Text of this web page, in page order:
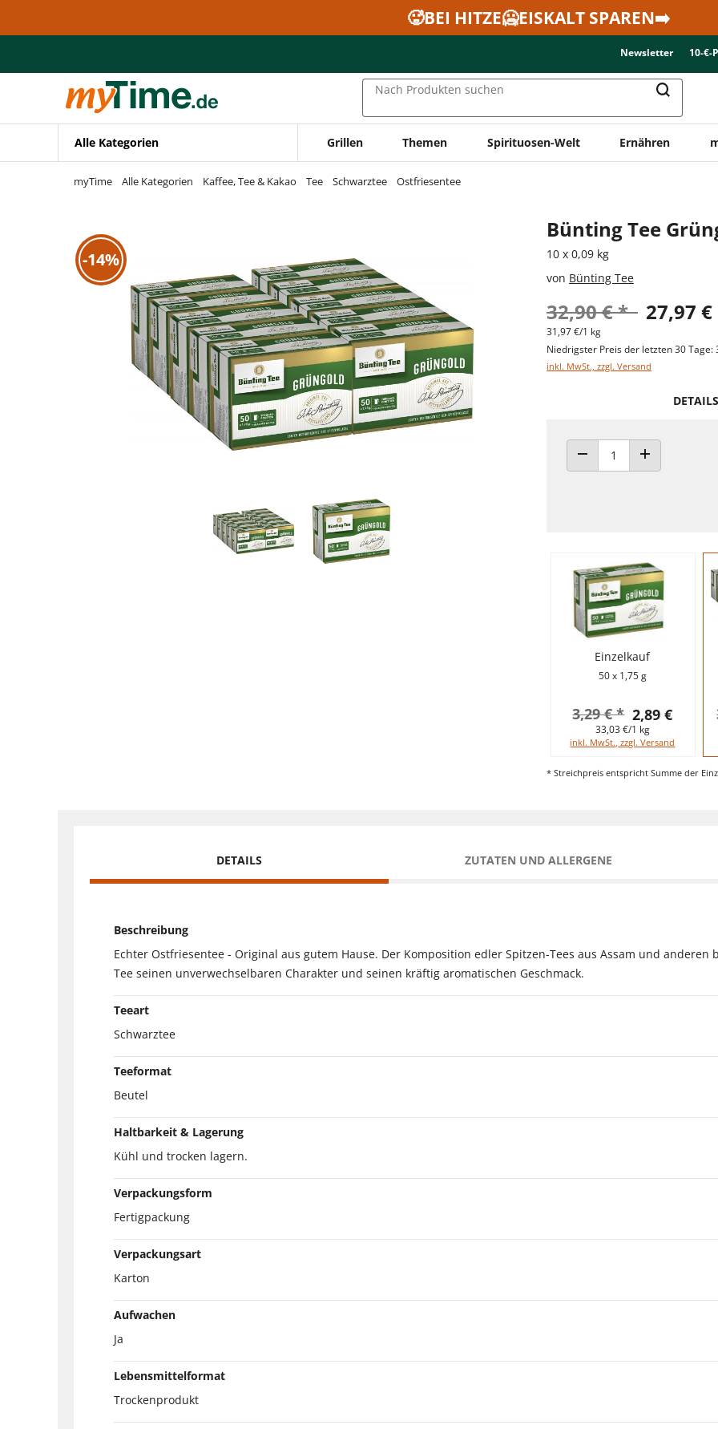
Zur Navigation springen
🥵BEI HITZE🥶EISKALT SPAREN➡️
Newsletter 10-€-
Nach Produkten suchen
Alle Kategorien Grillen Themen Spirituosen-Welt Ernähren
myTime Alle Kategorien Kaffee, Tee & Kakao Tee Schwarztee Ostfriesentee
-14%
Bünting Tee
10 x 0,09 kg
von Bünting Tee
32,90 € * 27,97 €
31,97 €/1 kg
Niedrigster Preis der letzten 30 Tage:
inkl. MwSt., zzgl. Versand
ANZAHL VERRINGERN
ANZAHL
Einzelkauf
50 x 1,75 g
2,89 €
3,29 € *
33,03 €/1 kg
inkl. MwSt., zzgl. Versand
* Streichpreis entspricht Summe der
DETAILS ZUTATEN UND ALLERGENE
Beschreibung
Echter Ostfriesentee - Original aus gutem Hause. Der Komposition edler Spitzen-Tees aus Assam und
Tee seinen unverwechselbaren Charakter und seinen kräftig aromatischen Geschmack.
Teeart
Schwarztee
Teeformat
Beutel
Haltbarkeit & Lagerung
Kühl und trocken lagern.
Verpackungsform
Fertigpackung
Verpackungsart
Karton
Aufwachen
Ja
Lebensmittelformat
Trockenprodukt